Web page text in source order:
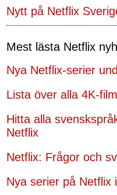
Nytt på Netflix
Mest lästa Netflix
Nya Netflix-serier
Lista över alla 4K-
Hitta alla
Netflix
Netflix: Frågor och
Nya serier på Netflix